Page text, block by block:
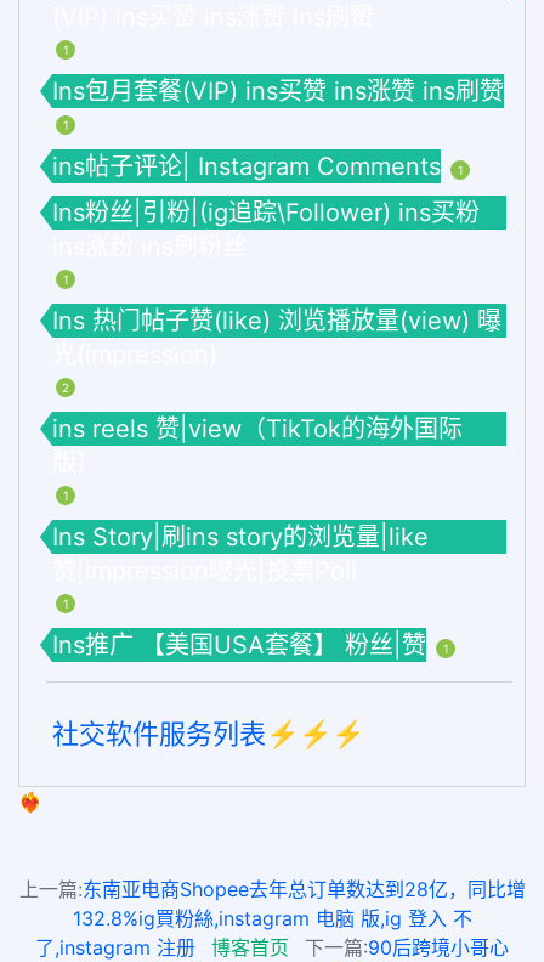
1
Ins包月套餐(VIP) ins买赞 ins涨赞 ins刷赞
1
ins帖子评论| Instagram Comments 1
Ins粉丝|引粉|(ig追踪\Follower) ins买粉
1
Ins 热门帖子赞(like) 浏览播放量(view) 曝
2
ins reels 赞|view（TikTok的海外国际
1
Ins Story|刷ins story的浏览量|like
1
Ins推广 【美国USA套餐】 粉丝|赞 1
社交软件服务列表⚡️⚡️⚡️
❤️‍🔥
上一篇:东南亚电商Shopee去年总订单数达到28亿，同比增
132.8%ig買粉絲,instagram 电脑 版,ig 登入 不
了,instagram 注册
博客首页 下一篇:90后跨境小哥心